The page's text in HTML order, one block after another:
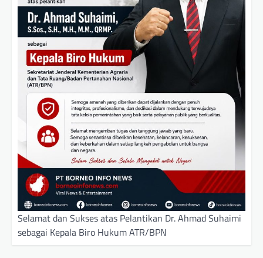
Selamat dan Sukses atas Pelantikan Dr. Ahmad Suhaimi
sebagai Kepala Biro Hukum ATR/BPN